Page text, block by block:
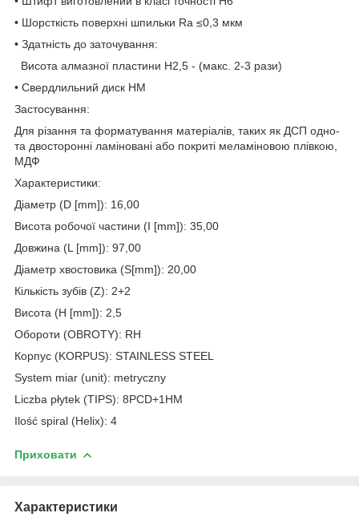
• Шорсткість поверхні шпильки Ra ≤0,3 мкм
• Здатність до заточування:
Висота алмазної пластини H2,5 - (макс. 2-3 рази)
• Свердлильний диск HM
Застосування:
Для різання та форматування матеріалів, таких як ДСП одно-
та двосторонні ламіновані або покриті меламіновою плівкою,
МДФ
Характеристики:
Діаметр (D [mm]): 16,00
Висота робочої частини (I [mm]): 35,00
Довжина (L [mm]): 97,00
Діаметр хвостовика (S[mm]): 20,00
Кількість зубів (Z): 2+2
Висота (H [mm]): 2,5
Обороти (OBROTY): RH
Корпус (KORPUS): STAINLESS STEEL
System miar (unit): metryczny
Liczba płytek (TIPS): 8PCD+1HM
Ilość spiral (Helix): 4
Приховати
Характеристики